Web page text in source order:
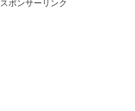
スポンサーリンク